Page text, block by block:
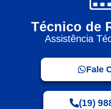
Técnico de
Assistência
Fale
(19)